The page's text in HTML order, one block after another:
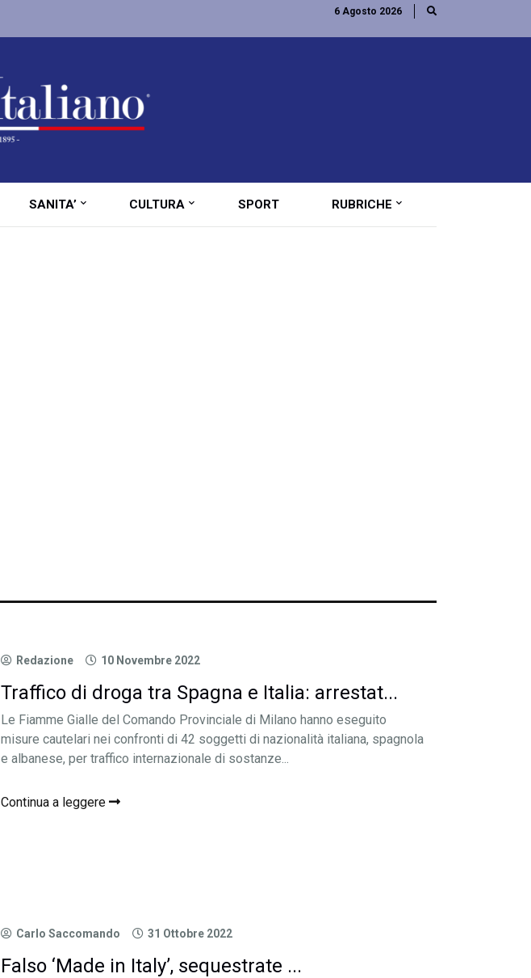
6 Agosto 2026
SANITA’ CULTURA SPORT RUBRICHE
Redazione 10 Novembre 2022
Traffico di droga tra Spagna e Italia: arrestat...
Le Fiamme Gialle del Comando Provinciale di Milano hanno eseguito
misure cautelari nei confronti di 42 soggetti di nazionalità italiana, spagnola
e albanese, per traffico internazionale di sostanze...
Continua a leggere
Carlo Saccomando 31 Ottobre 2022
Falso ‘Made in Italy’, sequestrate ...